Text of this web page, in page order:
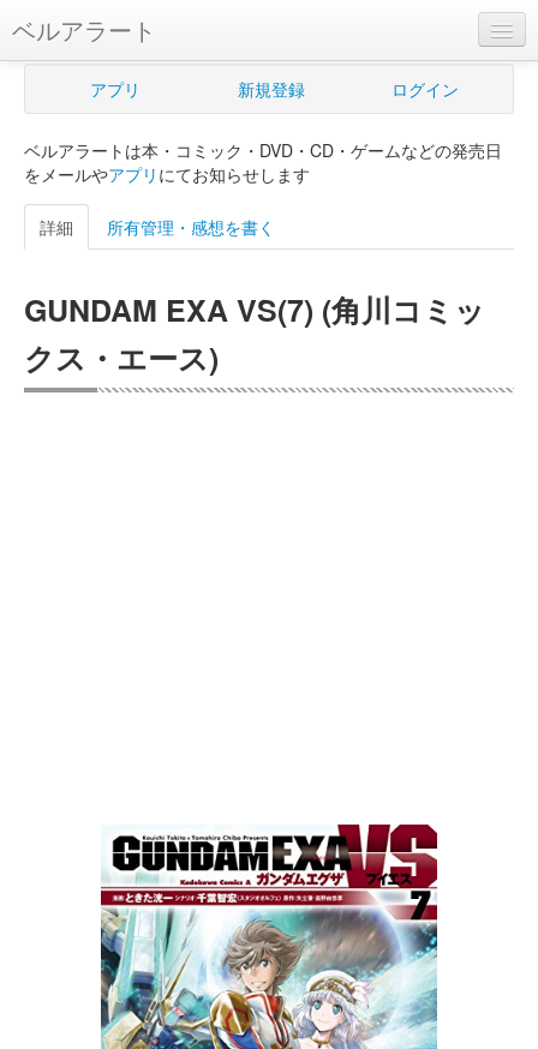
ベルアラート
ベルアラートとは
新規登録
ログイン
購入管理
Myシェルフ
アプリ 新規登録 ログイン
ベルアラートは本・コミック・DVD・CD・ゲームなどの発売日
をメールやアプリ にてお知らせします
詳細 所有管理・感想を書く
GUNDAM EXA VS(7) (角川コミッ
クス・エース)